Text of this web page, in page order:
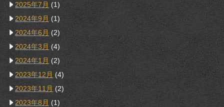
2025年7月 (1)
2024年9月 (1)
2024年6月 (2)
2024年3月 (4)
2024年1月 (2)
2023年12月 (4)
2023年11月 (2)
2023年8月 (1)